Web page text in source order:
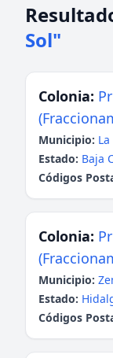
Sol"
Colonia:
Municipio: La
Estado: Baja
Códigos
Colonia:
Municipio:
Estado:
Códigos